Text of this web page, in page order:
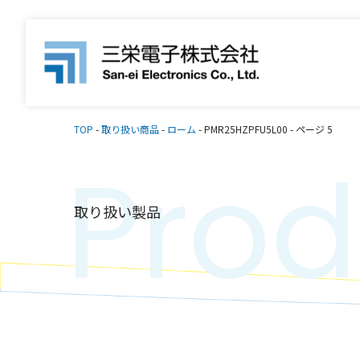
TOP -取り扱い商品- ローム -PMR25HZPFU5L00 - ページ 5
取り扱い製品